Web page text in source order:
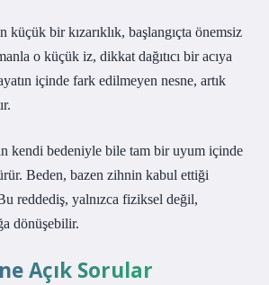
küçük bir kızarıklık, başlangıçta önemsiz
o küçük iz, dikkat dağıtıcı bir acıya
içinde fark edilmeyen nesne, artık
kendi bedeniyle bile tam bir uyum içinde
Beden, bazen zihnin kabul ettiği
reddediş, yalnızca fiziksel değil,
dönüşebilir.
Açık Sorular